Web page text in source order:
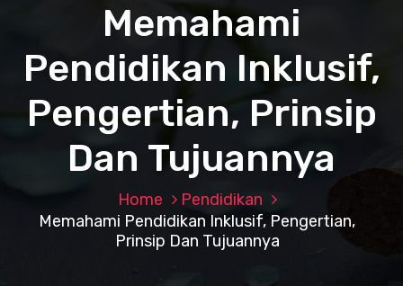
Memahami
Pendidikan Inklusif,
Pengertian, Prinsip
Dan Tujuannya
Home
Pendidikan
Memahami Pendidikan Inklusif, Pengertian,
Prinsip Dan Tujuannya